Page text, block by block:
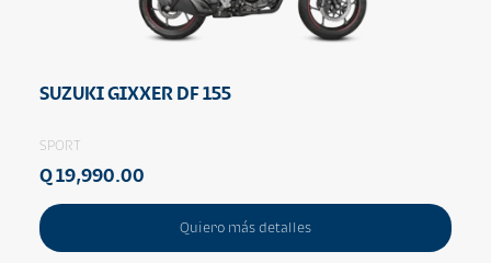
SUZUKI GIXXER DF 155
SPORT
Q 19,990.00
Quiero más detalles